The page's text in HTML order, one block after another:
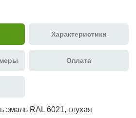
Характеристики
Оплата
эмаль RAL 6021, глухая